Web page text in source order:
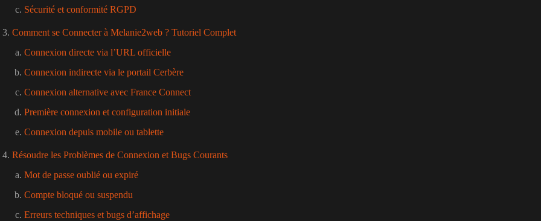
Sécurité et conformité RGPD
Comment se Connecter à Melanie2web ? Tutoriel Complet
Connexion directe via l’URL officielle
Connexion indirecte via le portail Cerbère
Connexion alternative avec France Connect
Première connexion et configuration initiale
Connexion depuis mobile ou tablette
Résoudre les Problèmes de Connexion et Bugs Courants
Mot de passe oublié ou expiré
Compte bloqué ou suspendu
Erreurs techniques et bugs d’affichage